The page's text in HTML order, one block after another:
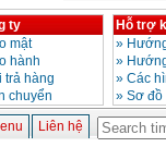
ty
mật
hành
trả hàng
chuyển
Hỗ trợ
»
»
» Các
» Sơ
Liên hệ